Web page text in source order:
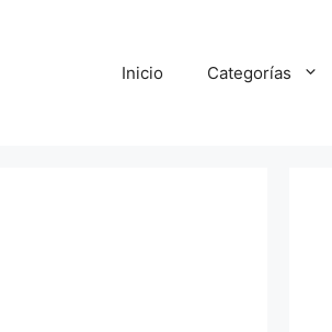
Inicio Categorías